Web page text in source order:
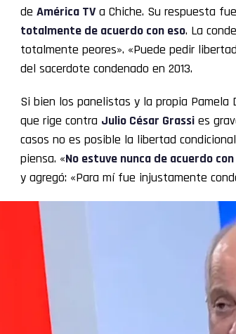
de América TV a Chiche. Su respuesta
totalmente de acuerdo con eso. La
totalmente peores». «Puede pedir
del sacerdote condenado en 2013.
Si bien los panelistas y la propia Pamela
que rige contra Julio César Grassi es
casos no es posible la libertad
piensa. «No estuve nunca de acuerdo
y agregó: «Para mí fue injustamente